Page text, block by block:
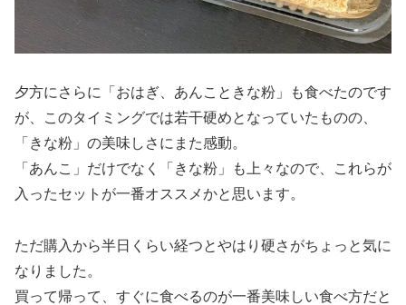
夕方にさらに「おはぎ、あんこときな粉」も食べたのです
が、このタイミングでは若干硬めとなっていたものの、
「きな粉」の美味しさにまた感動。
「あんこ」だけでなく「きな粉」も上々なので、これらが
入ったセットが一番オススメかと思います。
ただ購入から半日くらい経つとやはり硬さがちょっと気に
なりました。
買って帰って、すぐに食べるのが一番美味しい食べ方だと